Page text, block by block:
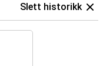
Slett historikk